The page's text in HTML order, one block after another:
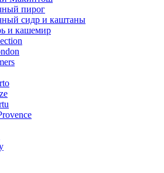
пирог
сидр и каштаны
и кашемир